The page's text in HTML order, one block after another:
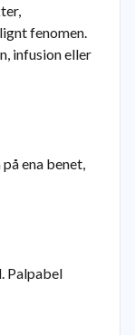
fenomen.
infusion eller
ena benet,
Palpabel